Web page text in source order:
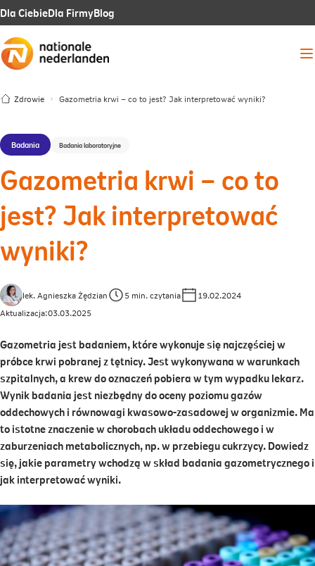
Dla CiebieLink
się
karcie
Dla FirmyLink
się
Blog
Zdrowie Gazometria krwi – co to jest? Jak interpretować wyniki?
Badania Badania laboratoryjne
Gazometria krwi – co to
jest? Jak interpretować
wyniki?
lek. Agnieszka Żędzian 5 min. czytania
19.02.2024
Aktualizacja:03.03.2025
Gazometria jest badaniem, które wykonuje się najczęściej w
próbce krwi pobranej z tętnicy. Jest wykonywana w warunkach
szpitalnych, a krew do oznaczeń pobiera w tym wypadku lekarz.
Wynik badania jest niezbędny do oceny poziomu gazów
oddechowych i równowagi kwasowo-zasadowej w organizmie. Ma
to istotne znaczenie w chorobach układu oddechowego i w
zaburzeniach metabolicznych, np. w przebiegu cukrzycy. Dowiedz
się, jakie parametry wchodzą w skład badania gazometrycznego i
jak interpretować wyniki.